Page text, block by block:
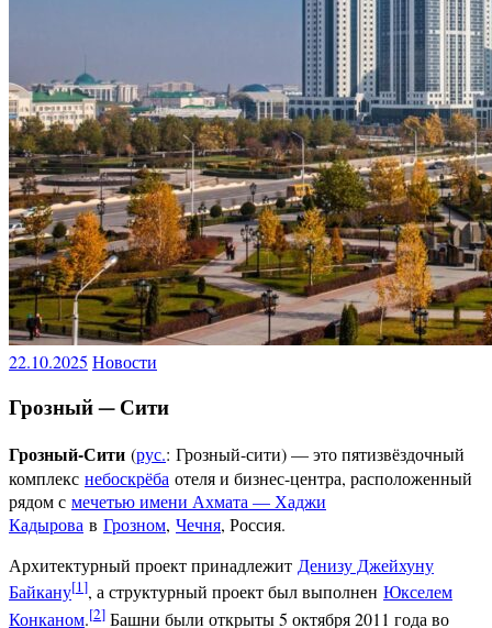
22.10.2025 Новости
Грозный — Сити
Грозный-Сити (рус.: Грозный-сити) — это пятизвёздочный
комплекс небоскрёба отеля и бизнес-центра, расположенный
рядом с мечетью имени Ахмата — Хаджи
Кадырова в Грозном, Чечня, Россия.
Архитектурный проект принадлежит Денизу Джейхуну
Байкану[1], а структурный проект был выполнен Юкселем
Конканом.[2] Башни были открыты 5 октября 2011 года во